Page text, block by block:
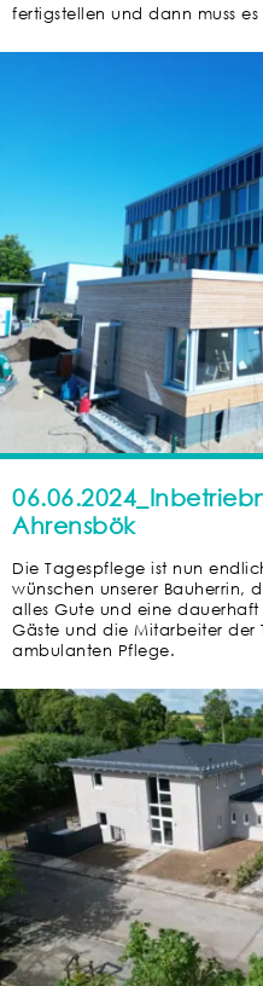
fertigstellen und dann muss
Ahrensbök
Die Tagespflege ist nun
wünschen unserer Bauherrin,
alles Gute und eine
Gäste und die Mitarbeiter
ambulanten Pflege.